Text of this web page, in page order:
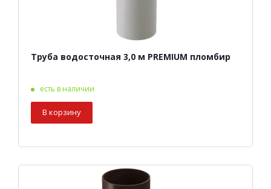
Труба водосточная 3,0 м PREMIUM пломбир
есть в наличии
В корзину